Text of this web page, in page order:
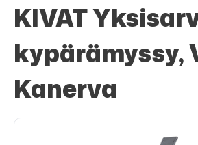
KIVAT Yksisarvis
kypärämyssy,
Kanerva